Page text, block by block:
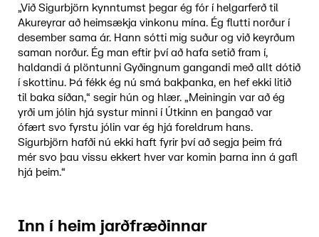
„Við Sigurbjörn kynntumst þegar ég fór í helgarferð til
Akureyrar að heimsækja vinkonu mína. Ég flutti norður í
desember sama ár. Hann sótti mig suður og við keyrðum
saman norður. Ég man eftir því að hafa setið fram í,
haldandi á plöntunni Gyðingnum gangandi með allt dótið
í skottinu. Þá fékk ég nú smá bakþanka, en hef ekki litið
til baka síðan,“ segir hún og hlær. „Meiningin var að ég
yrði um jólin hjá systur minni í Útkinn en þangað var
ófært svo fyrstu jólin var ég hjá foreldrum hans.
Sigurbjörn hafði nú ekki haft fyrir því að segja þeim frá
mér svo þau vissu ekkert hver var komin þarna inn á gafl
hjá þeim.“
Inn í heim jarðfræðinnar